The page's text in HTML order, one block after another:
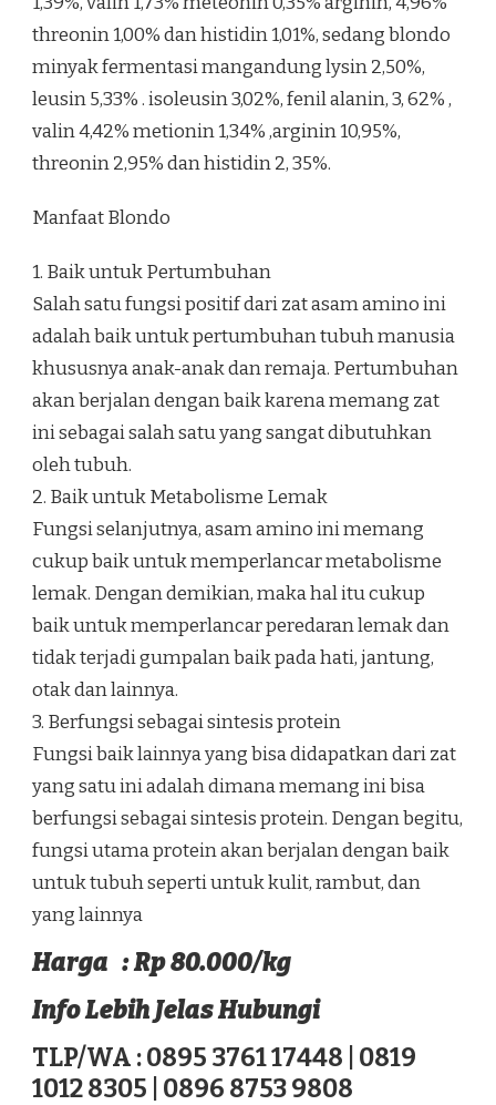
threonin 1,00% dan histidin 1,01%, sedang blondo
minyak fermentasi mangandung lysin 2,50%,
leusin 5,33% . isoleusin 3,02%, fenil alanin, 3, 62% ,
valin 4,42% metionin 1,34% ,arginin 10,95%,
threonin 2,95% dan histidin 2, 35%.
Manfaat Blondo
1. Baik untuk Pertumbuhan
Salah satu fungsi positif dari zat asam amino ini
adalah baik untuk pertumbuhan tubuh manusia
khususnya anak-anak dan remaja. Pertumbuhan
akan berjalan dengan baik karena memang zat
ini sebagai salah satu yang sangat dibutuhkan
oleh tubuh.
2. Baik untuk Metabolisme Lemak
Fungsi selanjutnya, asam amino ini memang
cukup baik untuk memperlancar metabolisme
lemak. Dengan demikian, maka hal itu cukup
baik untuk memperlancar peredaran lemak dan
tidak terjadi gumpalan baik pada hati, jantung,
otak dan lainnya.
3. Berfungsi sebagai sintesis protein
Fungsi baik lainnya yang bisa didapatkan dari zat
yang satu ini adalah dimana memang ini bisa
berfungsi sebagai sintesis protein. Dengan begitu,
fungsi utama protein akan berjalan dengan baik
untuk tubuh seperti untuk kulit, rambut, dan
yang lainnya
Harga : Rp 80.000/kg
Info Lebih Jelas Hubungi
TLP/WA : 0895 3761 17448 | 0819
1012 8305 | 0896 8753 9808